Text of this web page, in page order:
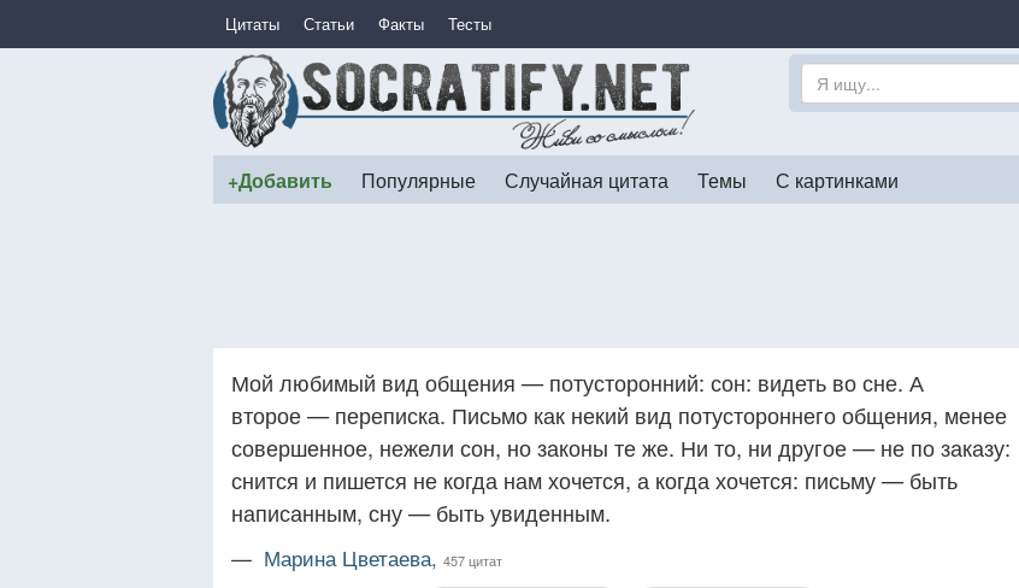
Цитаты Статьи Факты Тесты
+Добавить Популярные Случайная цитата Темы С картинками
Мой любимый вид общения — потусторонний: сон: видеть во сне. А
второе — переписка. Письмо как некий вид потустороннего общения, менее
совершенное, нежели сон, но законы те же. Ни то, ни другое — не по заказу:
снится и пишется не когда нам хочется, а когда хочется: письму — быть
написанным, сну — быть увиденным.
— Марина Цветаева, 457 цитат